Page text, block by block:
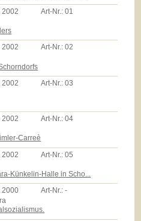
2002 Art-Nr.:01
2002 Art-Nr.:02
2002 Art-Nr.:03
2002 Art-Nr.:04
Carreè
2002 Art-Nr.:05
Künkelin-Halle in Scho...
2000 Art-Nr.:-